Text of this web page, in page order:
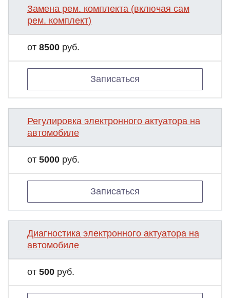
Замена рем. комплекта (включая сам
рем. комплект)
от 8500 руб.
Записаться
Регулировка электронного актуатора на
автомобиле
от 5000 руб.
Записаться
Диагностика электронного актуатора на
автомобиле
от 500 руб.